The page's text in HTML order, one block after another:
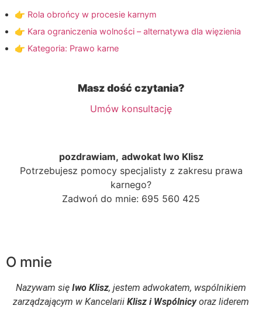
O mnie
Nazywam się Iwo Klisz, jestem adwokatem, wspólnikiem
zarządzającym w Kancelarii Klisz i Wspólnicyoraz liderem
👉 Rola obrońcy w procesie karnym
👉 Kara ograniczenia wolności – alternatywa dla więzienia
👉 Kategoria: Prawo karne
Masz dość czytania?
Umów konsultację
pozdrawiam, adwokat Iwo Klisz
Potrzebujesz pomocy specjalisty z zakresu prawa
karnego?
Zadwoń do mnie: 695 560 425